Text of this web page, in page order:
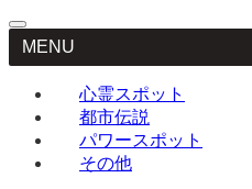
MENU
心霊スポット
都市伝説
パワースポット
その他